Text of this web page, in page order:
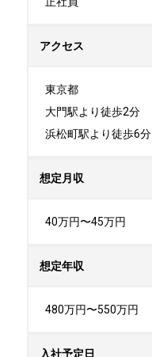
アクセス
東京都
大門駅より徒歩2分
浜松町駅より徒歩6分
想定月収
40万円〜45万円
想定年収
480万円〜550万円
入社予定日